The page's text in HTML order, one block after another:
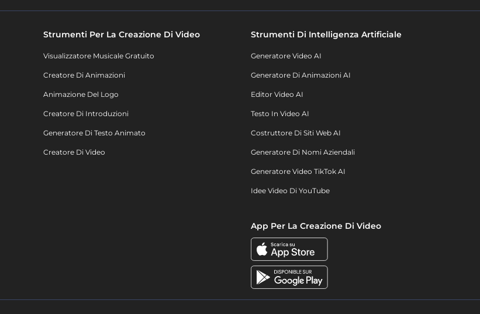
Strumenti Per La Creazione Di Video
Visualizzatore Musicale Gratuito
Creatore Di Animazioni
Animazione Del Logo
Creatore Di Introduzioni
Generatore Di Testo Animato
Creatore Di Video
Strumenti Di Intelligenza Artificiale
Generatore Video AI
Generatore Di Animazioni AI
Editor Video AI
Testo In Video AI
Costruttore Di Siti Web AI
Generatore Di Nomi Aziendali
Generatore Video TikTok AI
Idee Video Di YouTube
App Per La Creazione Di Video